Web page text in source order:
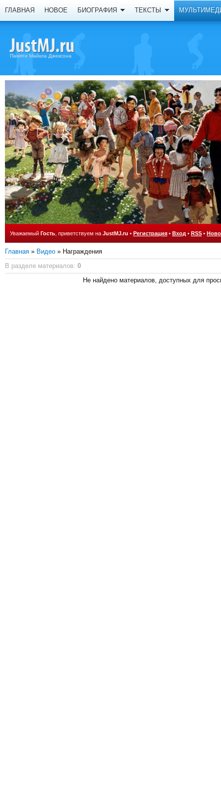
ГЛАВНАЯ НОВОЕ БИОГРАФИЯ ТЕКСТЫ
Памяти Майкла Джексона
Уважаемый Гость , приветствуем на JustMJ.ru • Регистрация • Вход • RSS •
Главная » Видео » Награждения
В разделе материалов: 0
Не найдено материалов, доступных для